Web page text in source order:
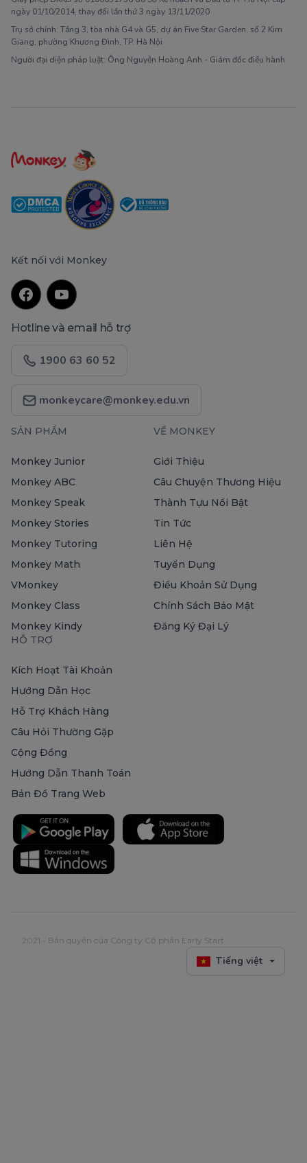
ngày 01/10/2014, thay đổi lần thứ 3 ngày 13/11/2020
Trụ sở chính: Tầng 3, tòa nhà G4 và G5, dự án Five Star Garden, số 2 Kim
Giang, phường Khương Đình, TP. Hà Nội
Người đại diện pháp luật: Ông Nguyễn Hoàng Anh - Giám đốc điều hành
Kết nối với Monkey
Hotline và email hỗ trợ
1900 63 60 52
monkeycare@monkey.edu.vn
SẢN PHẨM
Monkey Junior
Monkey ABC
Monkey Speak
Monkey Stories
Monkey Tutoring
Monkey Math
VMonkey
Monkey Class
Monkey Kindy
VỀ MONKEY
Giới Thiệu
Câu Chuyện Thương Hiệu
Thành Tựu Nổi Bật
Tin Tức
Liên Hệ
Tuyển Dụng
Điều Khoản Sử Dụng
Chính Sách Bảo Mật
Đăng Ký Đại Lý
HỖ TRỢ
Kích Hoạt Tài Khoản
Hướng Dẫn Học
Hỗ Trợ Khách Hàng
Câu Hỏi Thường Gặp
Cộng Đồng
Hướng Dẫn Thanh Toán
Bản Đồ Trang Web
2021 - Bản quyền của Công ty Cổ phần Early Start
Tiếng việt